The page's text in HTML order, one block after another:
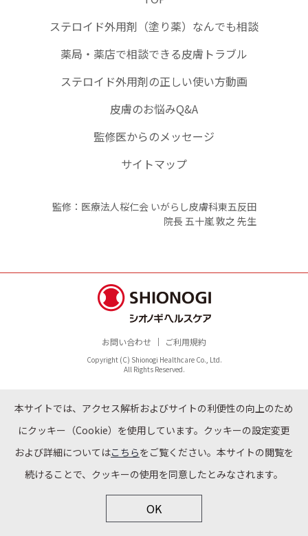
ステロイド外用剤（塗り薬）なんでも相談
薬局・薬店で相談できる皮膚トラブル
ステロイド外用剤の正しい使い方動画
皮膚のお悩みQ&A
監修医からのメッセージ
サイトマップ
監修：医療法人桜仁会 いがらし皮膚科東五反田
院長 五十嵐 敦之 先生
お問い合わせ ご利用規約
Copyright (C) Shionogi Healthcare Co., Ltd.
All Rights Reserved.
本サイトでは、アクセス解析およびサイトの利便性の向上のため
にクッキー（Cookie）を使用しています。クッキーの設定変更
および詳細についてはこちらをご覧ください。本サイトの閲覧を
続けることで、クッキーの使用を同意したとみなされます。
OK